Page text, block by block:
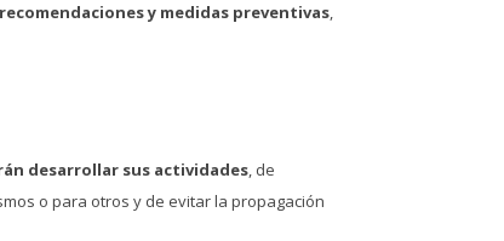
recomendaciones y medidas preventivas,
desarrollar sus actividades, de
o para otros y de evitar la propagación